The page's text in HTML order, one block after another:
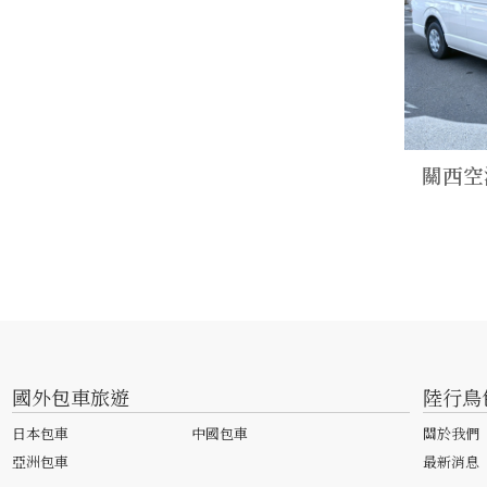
關西
國外包車旅遊
日本包車
中國包車
亞洲包車
陸行
關於我們
最新消息